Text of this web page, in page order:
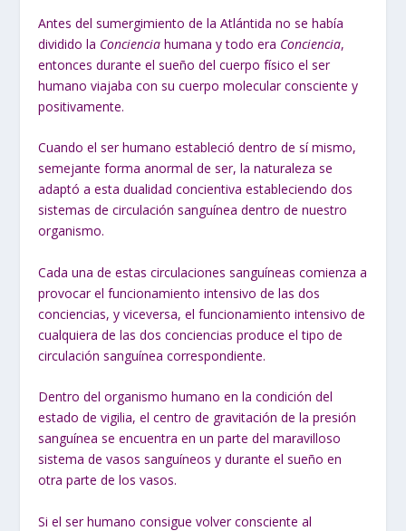
Antes del sumergimiento de la Atlántida no se había
dividido la Conciencia humana y todo era Conciencia,
entonces durante el sueño del cuerpo físico el ser
humano viajaba con su cuerpo molecular consciente y
positivamente.
Cuando el ser humano estableció dentro de sí mismo,
semejante forma anormal de ser, la naturaleza se
adaptó a esta dualidad concientiva estableciendo dos
sistemas de circulación sanguínea dentro de nuestro
organismo.
Cada una de estas circulaciones sanguíneas comienza a
provocar el funcionamiento intensivo de las dos
conciencias, y viceversa, el funcionamiento intensivo de
cualquiera de las dos conciencias produce el tipo de
circulación sanguínea correspondiente.
Dentro del organismo humano en la condición del
estado de vigilia, el centro de gravitación de la presión
sanguínea se encuentra en un parte del maravilloso
sistema de vasos sanguíneos y durante el sueño en
otra parte de los vasos.
Si el ser humano consigue volver consciente al